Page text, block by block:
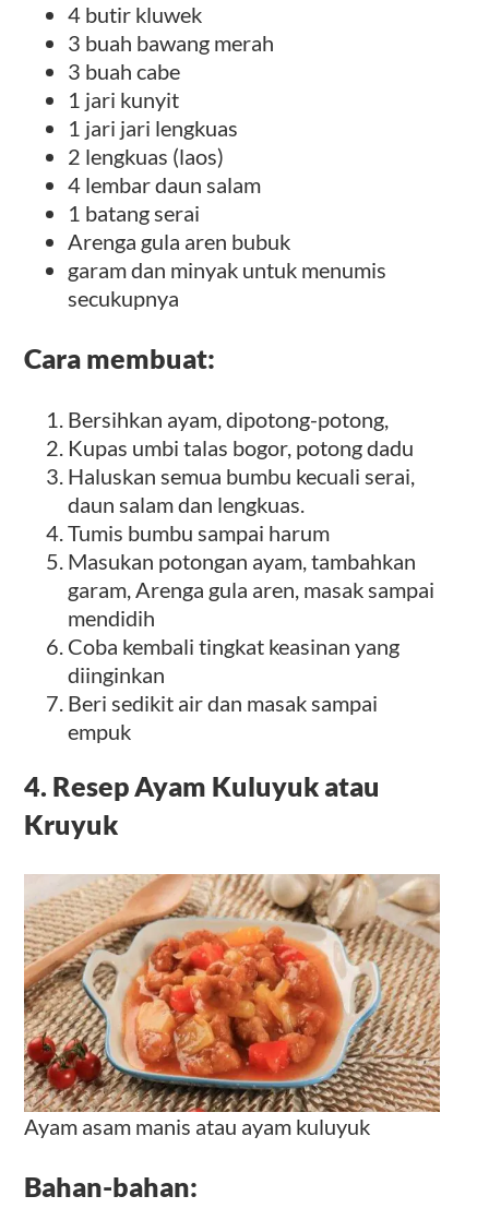
4 butir kluwek
3 buah bawang merah
3 buah cabe
1 jari kunyit
1 jari jari lengkuas
2 lengkuas (laos)
4 lembar daun salam
1 batang serai
Arenga gula aren bubuk
garam dan minyak untuk menumis
secukupnya
Cara membuat:
Bersihkan ayam, dipotong-potong,
Kupas umbi talas bogor, potong dadu
Haluskan semua bumbu kecuali serai,
daun salam dan lengkuas.
Tumis bumbu sampai harum
Masukan potongan ayam, tambahkan
garam, Arenga gula aren, masak sampai
mendidih
Coba kembali tingkat keasinan yang
diinginkan
Beri sedikit air dan masak sampai
empuk
4. Resep Ayam Kuluyuk atau
Kruyuk
Ayam asam manis atau ayam kuluyuk
Bahan-bahan: